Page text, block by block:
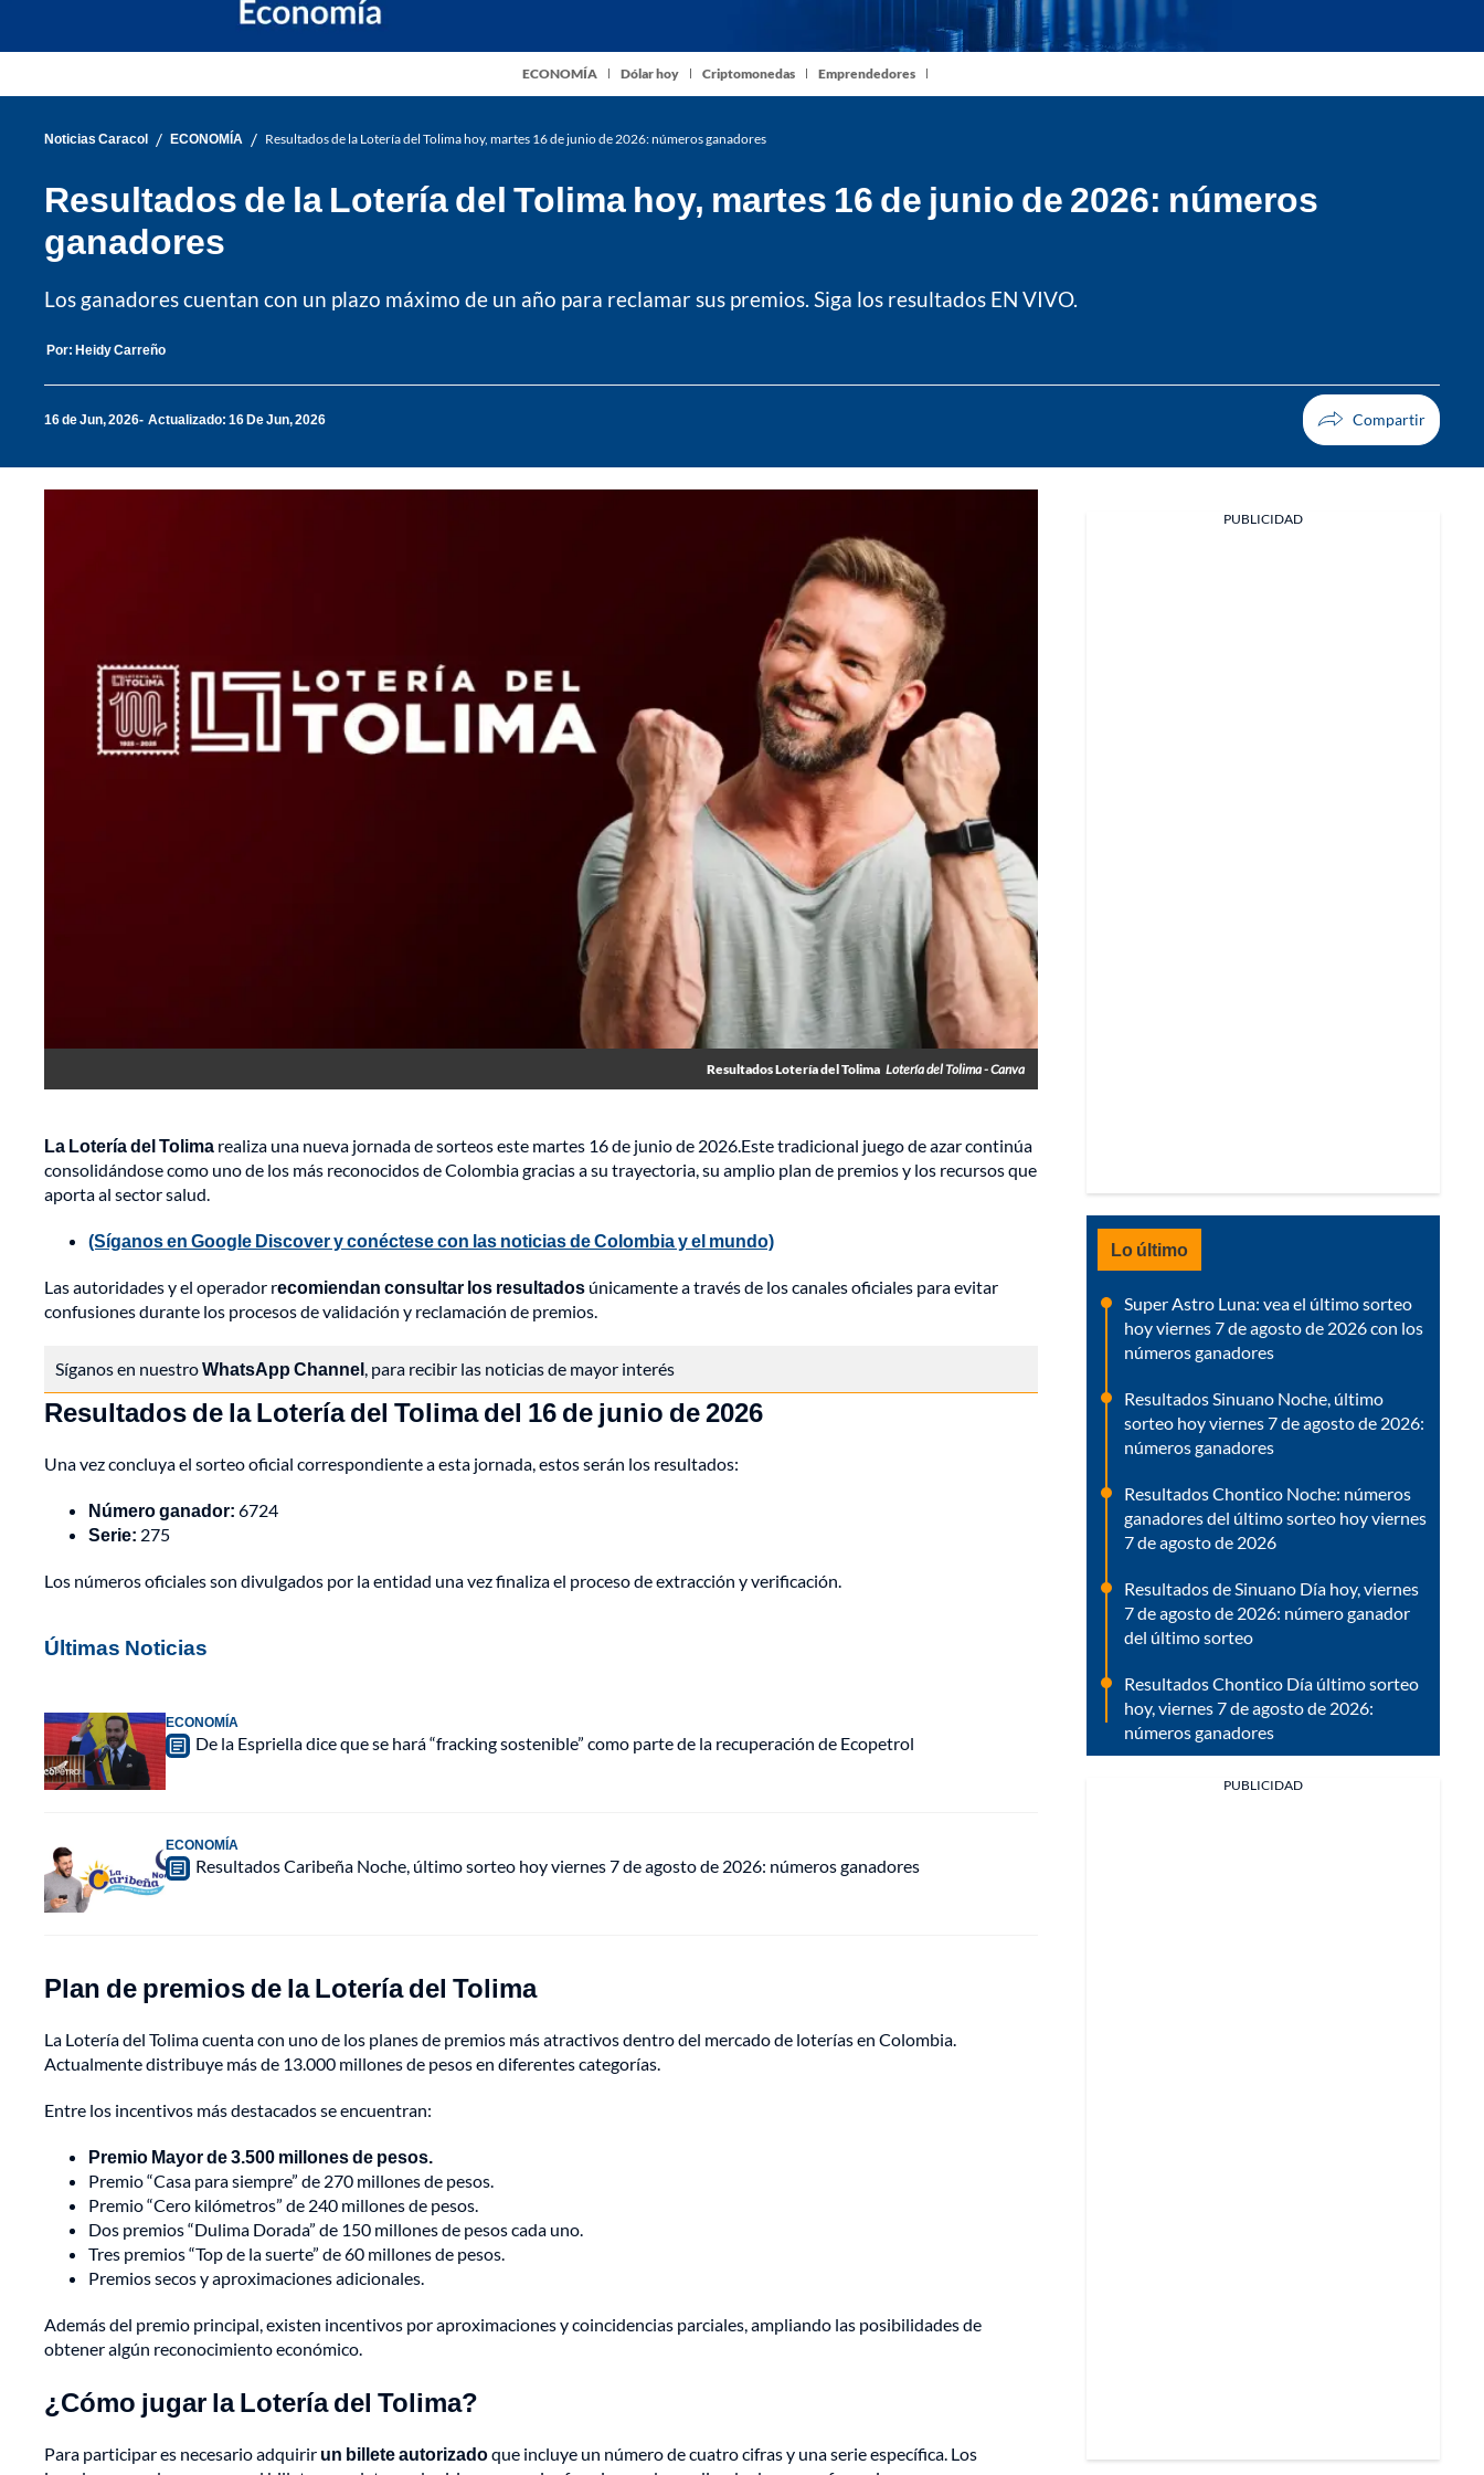
ECONOMÍA Dólar hoy Criptomonedas Emprendedores
Noticias Caracol / ECONOMÍA / Resultados de la Lotería del Tolima hoy, martes 16 de junio de 2026: números ganadores
Resultados de la Lotería del Tolima hoy, martes 16 de junio de 2026: números
ganadores
Los ganadores cuentan con un plazo máximo de un año para reclamar sus premios. Siga los resultados EN VIVO.
Por: Heidy Carreño
16 de Jun, 2026 Actualizado: 16 De Jun, 2026
Resultados Lotería del Tolima Lotería del Tolima - Canva
La Lotería del Tolima realiza una nueva jornada de sorteos este martes 16 de junio de 2026.Este tradicional juego de azar continúa
consolidándose como uno de los más reconocidos de Colombia gracias a su trayectoria, su amplio plan de premios y los recursos que
aporta al sector salud.
(Síganos en Google Discover y conéctese con las noticias de Colombia y el mundo)
Las autoridades y el operador recomiendan consultar los resultados únicamente a través de los canales oficiales para evitar
confusiones durante los procesos de validación y reclamación de premios.
Síganos en nuestroWhatsApp Channel, para recibir las noticias de mayor interés
Resultados de la Lotería del Tolima del 16 de junio de 2026
Una vez concluya el sorteo oficial correspondiente a esta jornada, estos serán los resultados:
Número ganador: 6724
Serie: 275
Los números oficiales son divulgados por la entidad una vez finaliza el proceso de extracción y verificación.
Últimas Noticias
ECONOMÍA
De la Espriella dice que se hará “fracking sostenible” como parte de la recuperación de Ecopetrol
ECONOMÍA
Resultados Caribeña Noche, último sorteo hoy viernes 7 de agosto de 2026: números ganadores
Plan de premios de la Lotería del Tolima
La Lotería del Tolima cuenta con uno de los planes de premios más atractivos dentro del mercado de loterías en Colombia.
Actualmente distribuye más de 13.000 millones de pesos en diferentes categorías.
Entre los incentivos más destacados se encuentran:
Premio Mayor de 3.500 millones de pesos.
Premio “Casa para siempre” de 270 millones de pesos.
Premio “Cero kilómetros” de 240 millones de pesos.
Dos premios “Dulima Dorada” de 150 millones de pesos cada uno.
Tres premios “Top de la suerte” de 60 millones de pesos.
Premios secos y aproximaciones adicionales.
Además del premio principal, existen incentivos por aproximaciones y coincidencias parciales, ampliando las posibilidades de
obtener algún reconocimiento económico.
¿Cómo jugar la Lotería del Tolima?
Para participar es necesario adquirir un billete autorizadoque incluye un número de cuatro cifras y una serie específica. Los
PUBLICIDAD
Lo último
Super Astro Luna: vea el último sorteo
hoy viernes 7 de agosto de 2026 con los
números ganadores
Resultados Sinuano Noche, último
sorteo hoy viernes 7 de agosto de 2026:
números ganadores
Resultados Chontico Noche: números
ganadores del último sorteo hoy viernes
7 de agosto de 2026
Resultados de Sinuano Día hoy, viernes
7 de agosto de 2026: número ganador
del último sorteo
Resultados Chontico Día último sorteo
hoy, viernes 7 de agosto de 2026:
números ganadores
PUBLICIDAD